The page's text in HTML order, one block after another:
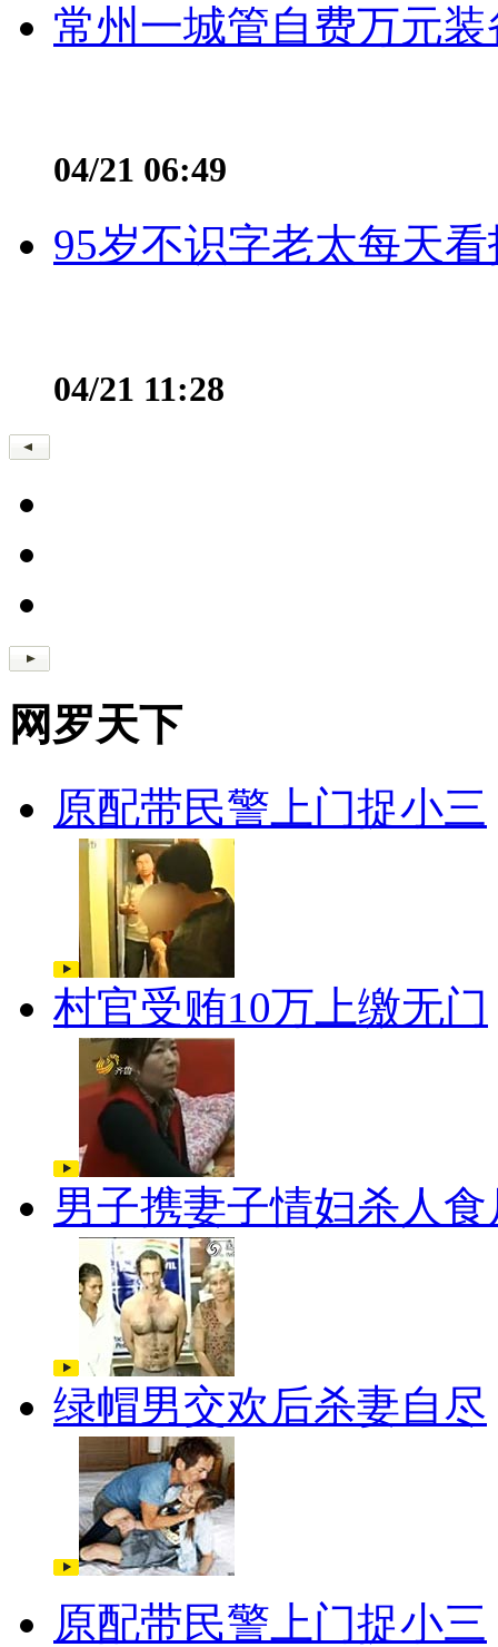
常州一城管自费万元
04/21 06:49
95岁不识字老太每天
04/21 11:28
网罗天下
原配带民警上门捉小三
村官受贿10万上缴无门
男子携妻子情妇杀人食
绿帽男交欢后杀妻自尽
原配带民警上门捉小三